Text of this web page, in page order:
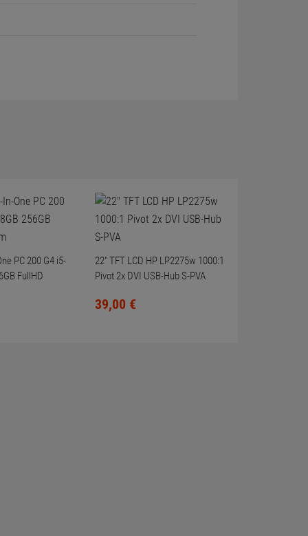
PC 200 G4 i5-
FullHD
22" TFT LCD HP LP2275w 1000:1
Pivot 2x DVI USB-Hub S-PVA
39,00 €